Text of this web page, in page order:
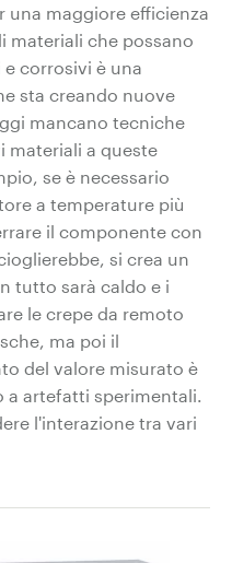
maggiore efficienza
materiali che possano
corrosivi è una
sta creando nuove
mancano tecniche
materiali a queste
se è necessario
a temperature più
il componente con
si crea un
tutto sarà caldo e i
le crepe da remoto
ma poi il
del valore misurato è
artefatti sperimentali.
l'interazione tra vari